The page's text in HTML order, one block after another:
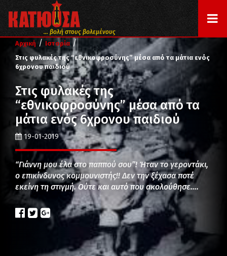
... βολή στους βολεμένους
Αρχική / Ιστορία /
Στις φυλακές της “εθνικοφροσύνης” μέσα από τα μάτια ενός
6χρονου παιδιού
Στις φυλακές της
“εθνικοφροσύνης” μέσα από τα
μάτια ενός 6χρονου παιδιού
19-01-2019
“Γιάννη μου έλα στο παππού σου”! Ήταν το γεροντάκι,
ο επικίνδυνος κομμουνιστής!! Δεν την ξέχασα ποτέ
εκείνη τη στιγμή. Ούτε και αυτό που ακολούθησε….